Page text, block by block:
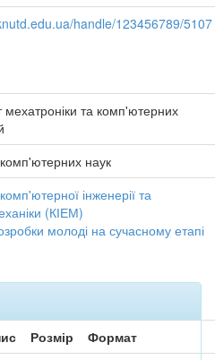
handle/123456789/5107
мехатроніки та комп'ютерних
наук
інженерії та
(КІЕМ)
молоді на сучасному етапі
Розмір
Формат